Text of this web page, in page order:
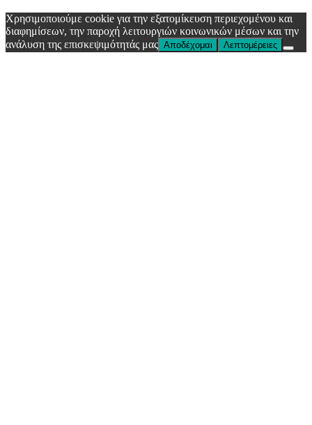
Χρησιμοποιούμε cookie για την εξατομίκευση περιεχομένου και
διαφημίσεων, την παροχή λειτουργιών κοινωνικών μέσων και την
ανάλυση της επισκεψιμότητάς μας Αποδέχομαι Λεπτομέρειες